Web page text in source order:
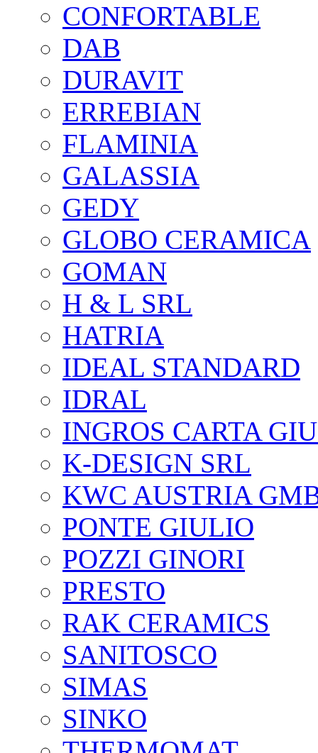
CONFORTABLE
DAB
DURAVIT
ERREBIAN
FLAMINIA
GALASSIA
GEDY
GLOBO CERAMICA
GOMAN
H & L SRL
HATRIA
IDEAL STANDARD
IDRAL
INGROS CARTA
K-DESIGN SRL
KWC AUSTRIA
PONTE GIULIO
POZZI GINORI
PRESTO
RAK CERAMICS
SANITOSCO
SIMAS
SINKO